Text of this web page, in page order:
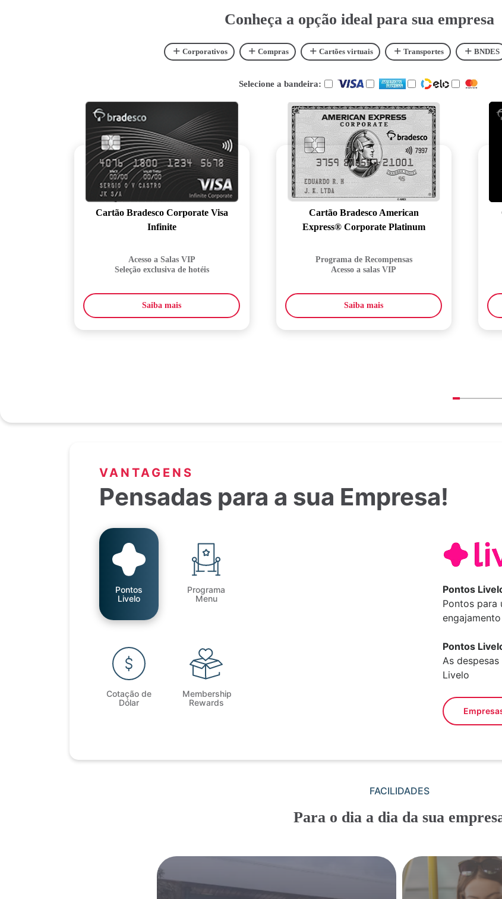
Conheça a opção ideal para sua empresa
+ Corporativos + Compras + Cartões virtuais + Transportes + BNDES
Selecione a bandeira:
Cartão Bradesco Corporate Visa
Infinite
Acesso a Salas VIP
Seleção exclusiva de hotéis
Saiba mais
Cartão Bradesco American
Express® Corporate Platinum
Programa de Recompensas
Acesso a salas VIP
Saiba mais
VANTAGENS
Pensadas para a sua Empresa!
Pontos
Livelo
Programa
Menu
Cotação de
Dólar
Membership
Rewards
Pontos
Pontos para
engajamento
Pontos
As
Livelo
FACILIDADES
Para o dia a dia da sua